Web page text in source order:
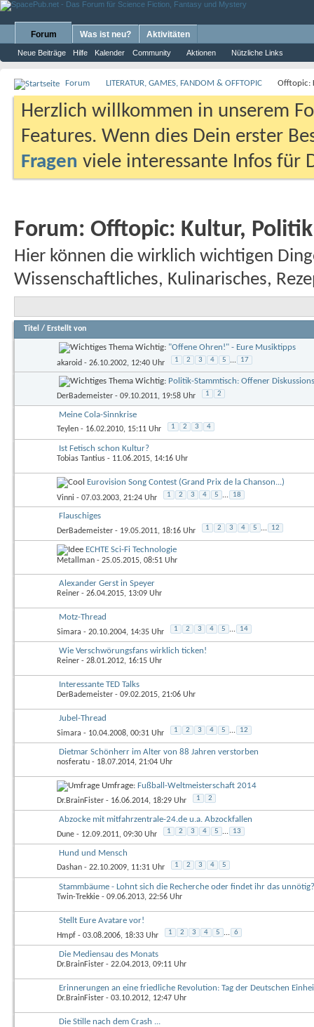
Forum
Neue Beiträge Hilfe Kalender Community Aktionen Nützliche Links
Was ist neu? Aktivitäten
Forum LITERATUR, GAMES, FANDOM & OFFTOPIC Offtopic:
Herzlich willkommen in unserem
Features. Wenn dies Dein erster
Fragen viele interessante Infos für
Forum: Offtopic: Kultur,
Hier können die wirklich wichtigen
Wissenschaftliches, Kulinarisches,
Titel / Erstellt von
Wichtig: "Offene Ohren!" - Eure Musiktipps
akaroid - 26.10.2002, 12:40 Uhr 1 2 3 4 5 ... 17
Wichtig: Politik-Stammtisch: Offener
DerBademeister - 09.10.2011, 19:58 Uhr 1 2
Meine Cola-Sinnkrise
Teylen - 16.02.2010, 15:11 Uhr 1 2 3 4
Ist Fetisch schon Kultur?
Tobias Tantius - 11.06.2015, 14:16 Uhr
Eurovision Song Contest (Grand Prix de la Chanson...)
Vinni - 07.03.2003, 21:24 Uhr 1 2 3 4 5 ... 18
Flauschiges
DerBademeister - 19.05.2011, 18:16 Uhr 1 2 3 4 5 ... 12
ECHTE Sci-Fi Technologie
Metallman - 25.05.2015, 08:51 Uhr
Alexander Gerst in Speyer
Reiner - 26.04.2015, 13:09 Uhr
Motz-Thread
Simara - 20.10.2004, 14:35 Uhr 1 2 3 4 5 ... 14
Wie Verschwörungsfans wirklich ticken!
Reiner - 28.01.2012, 16:15 Uhr
Interessante TED Talks
DerBademeister - 09.02.2015, 21:06 Uhr
Jubel-Thread
Simara - 10.04.2008, 00:31 Uhr 1 2 3 4 5 ... 12
Dietmar Schönherr im Alter von 88 Jahren verstorben
nosferatu - 18.07.2014, 21:04 Uhr
Umfrage: Fußball-Weltmeisterschaft 2014
Dr.BrainFister - 16.06.2014, 18:29 Uhr 1 2
Abzocke mit mitfahrzentrale-24.de u.a. Abzockfallen
Dune - 12.09.2011, 09:30 Uhr 1 2 3 4 5 ... 13
Hund und Mensch
Dashan - 22.10.2009, 11:31 Uhr 1 2 3 4 5
Stammbäume - Lohnt sich die Recherche oder findet ihr das unnötig?
Twin-Trekkie - 09.06.2013, 22:56 Uhr
Stellt Eure Avatare vor!
Hmpf - 03.08.2006, 18:33 Uhr 1 2 3 4 5 ... 6
Die Mediensau des Monats
Dr.BrainFister - 22.04.2013, 09:11 Uhr
Erinnerungen an eine friedliche Revolution: Tag der Deutschen
Dr.BrainFister - 03.10.2012, 12:47 Uhr
Die Stille nach dem Crash ...